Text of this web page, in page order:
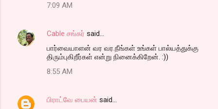
7:09 AM
Cable சங்கர் said…
பார்வையாளன் வர வர.நீங்கள் உங்கள் பால்யத்துக்கு
திரும்புகிறீர்கள் என்று நினைக்கிறேன். :))
8:55 AM
பிராட்வே பையன் said…